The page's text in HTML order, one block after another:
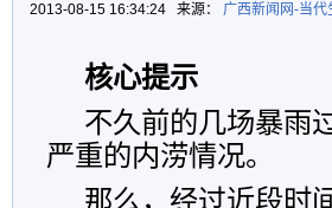
2013-08-15 16:34:24 来源： 广西新闻网-当代
核心提示
不久前的几场暴雨
严重的内涝情况。
那么，经过近段时